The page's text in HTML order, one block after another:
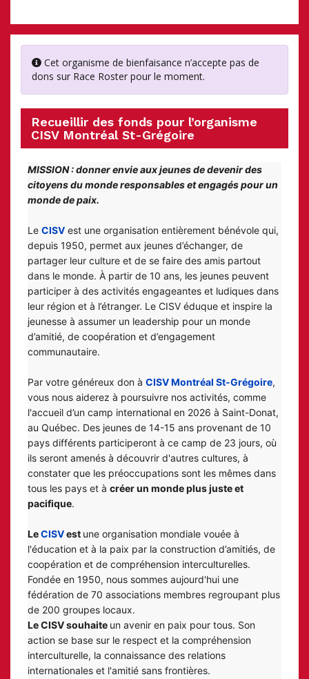
Cet organisme de bienfaisance n’accepte pas de
dons sur Race Roster pour le moment.
Recueillir des fonds pour l’organisme
CISV Montréal St-Grégoire
MISSION : donner envie aux jeunes de devenir des
citoyens du monde responsables et engagés pour un
monde de paix.
Le CISV est une organisation entièrement bénévole qui,
depuis 1950, permet aux jeunes d’échanger, de
partager leur culture et de se faire des amis partout
dans le monde. À partir de 10 ans, les jeunes peuvent
participer à des activités engageantes et ludiques dans
leur région et à l’étranger. Le CISV éduque et inspire la
jeunesse à assumer un leadership pour un monde
d’amitié, de coopération et d’engagement
communautaire.
Par votre généreux don à CISV Montréal St-Grégoire,
vous nous aiderez à poursuivre nos activités, comme
l'accueil d’un camp international en 2026 à Saint-Donat,
au Québec. Des jeunes de 14-15 ans provenant de 10
pays différents participeront à ce camp de 23 jours, où
ils seront amenés à découvrir d'autres cultures, à
constater que les préoccupations sont les mêmes dans
tous les pays et à créer un monde plus juste et
pacifique.
Le CISV est une organisation mondiale vouée à
l'éducation et à la paix par la construction d’amitiés, de
coopération et de compréhension interculturelles.
Fondée en 1950, nous sommes aujourd'hui une
fédération de 70 associations membres regroupant plus
de 200 groupes locaux.
Le CISV souhaite un avenir en paix pour tous. Son
action se base sur le respect et la compréhension
interculturelle, la connaissance des relations
internationales et l'amitié sans frontières.